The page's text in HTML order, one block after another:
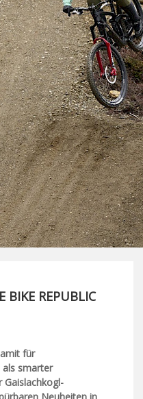
BIKE REPUBLIC
für
als smarter
Gaislachkogl-